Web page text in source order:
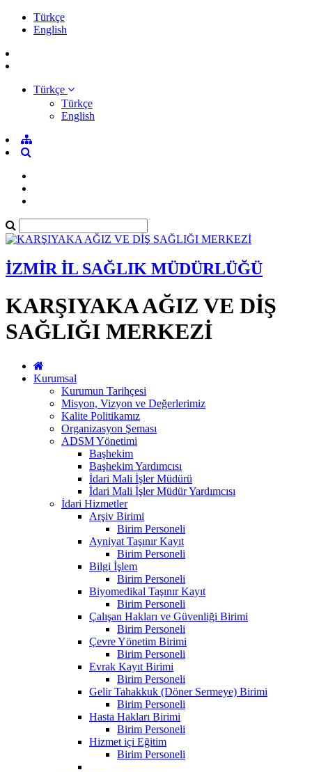
Türkçe
English
Türkçe
Türkçe
English
İZMİR İL SAĞLIK MÜDÜRLÜĞÜ
KARŞIYAKA AĞIZ VE DİŞ
SAĞLIĞI MERKEZİ
Kurumsal
Kurumun Tarihçesi
Misyon, Vizyon ve Değerlerimiz
Kalite Politikamız
Organizasyon Şeması
ADSM Yönetimi
Başhekim
Başhekim Yardımcısı
İdari Mali İşler Müdürü
İdari Mali İşler Müdür Yardımcısı
İdari Hizmetler
Arşiv Birimi
Birim Personeli
Ayniyat Taşınır Kayıt
Birim Personeli
Bilgi İşlem
Birim Personeli
Biyomedikal Taşınır Kayıt
Birim Personeli
Çalışan Hakları ve Güvenliği Birimi
Birim Personeli
Çevre Yönetim Birimi
Birim Personeli
Evrak Kayıt Birimi
Birim Personeli
Gelir Tahakkuk (Döner Sermeye) Birimi
Birim Personeli
Hasta Hakları Birimi
Birim Personeli
Hizmet içi Eğitim
Birim Personeli